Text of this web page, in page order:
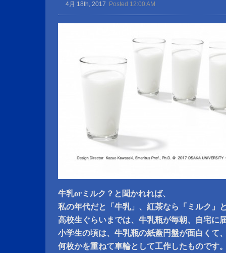
4月 18th, 2017 Posted 12:00 AM
牛乳orミルク？と聞かれれば、
私の年代だと「牛乳」、紅茶なら「ミルク」
高校生ぐらいまでは、牛乳瓶が毎朝、自宅に
小学生の頃は、牛乳瓶の紙蓋円盤が面白くて
何枚かを重ねて車輪として工作したものです